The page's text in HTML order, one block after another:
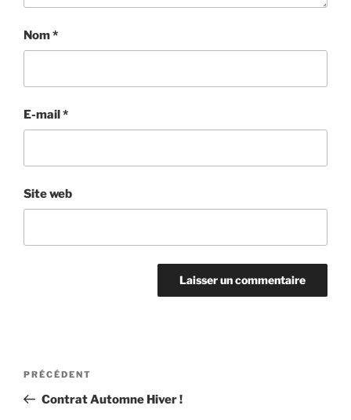
Nom*
E-mail*
Site web
Navigation
l’article
Article
précédent
PRÉCÉDENT
Contrat Automne Hiver !